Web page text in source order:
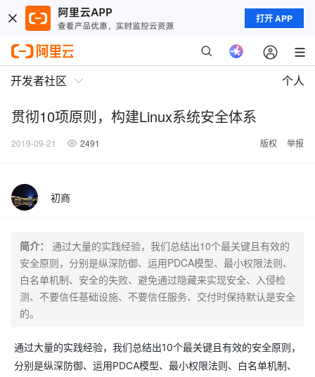
打开 APP
开发者社区 个人
贯彻10项原则，构建Linux系统安全体系
2019-09-21 2491 版权 举报
初商
简介：
通过大量的实践经验，我们总结出10个最关键且有效的
安全原则，分别是纵深防御、运用PDCA模型、最小权限法则、
白名单机制、安全的失败、避免通过隐藏来实现安全、入侵检
测、不要信任基础设施、不要信任服务、交付时保持默认是安全
的。
通过大量的实践经验，我们总结出10个最关键且有效的安全原则，
分别是纵深防御、运用PDCA模型、最小权限法则、白名单机制、